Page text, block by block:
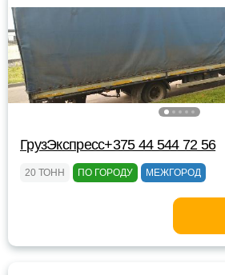
ГрузЭкспресс+375 44 544 72 56
20 ТОНН ПО ГОРОДУ МЕЖГОРОД